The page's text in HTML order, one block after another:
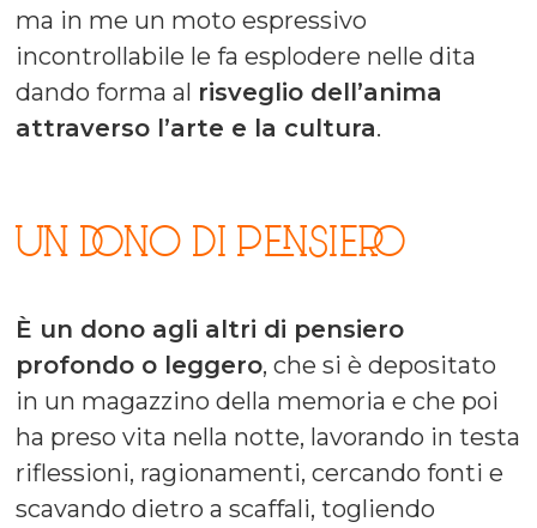
ma in me un moto espressivo
incontrollabile le fa esplodere nelle dita
dando forma al risveglio dell’anima
attraverso l’arte e la cultura.
UN DONO DI PENSIERO
È un dono agli altri di pensiero
profondo o leggero, che si è depositato
in un magazzino della memoria e che poi
ha preso vita nella notte, lavorando in testa
riflessioni, ragionamenti, cercando fonti e
scavando dietro a scaffali, togliendo